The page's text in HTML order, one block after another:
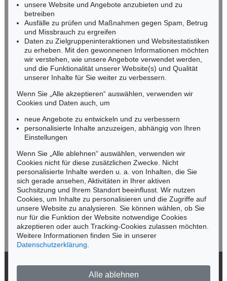
Miriam Heß
Tel.: +49 (0)62 21 58 80-038
Fax: +49 (0)62 21 58 80-595
infoheidelberg@kettererkunst.de
NORDDEUTSCHLAND
Nico Kassel, M.A.
Mobil: +49 (0)171 8618661
n.kassel@kettererkunst.de
Keine Auktion mehr verpassen!
Wir informieren Sie rechtzeitig.
Jetzt zum Newsletter anmelden >
unsere Website und Angebote anzubieten und zu
betreiben
Ausfälle zu prüfen und Maßnahmen gegen Spam, Betrug
und Missbrauch zu ergreifen
Daten zu Zielgruppeninteraktionen und Websitestatistiken
zu erheben. Mit den gewonnenen Informationen möchten
wir verstehen, wie unsere Angebote verwendet werden,
und die Funktionalität unserer Website(s) und Qualität
unserer Inhalte für Sie weiter zu verbessern.
Wenn Sie „Alle akzeptieren“ auswählen, verwenden wir
Cookies und Daten auch, um
neue Angebote zu entwickeln und zu verbessern
personalisierte Inhalte anzuzeigen, abhängig von Ihren
Einstellungen
Wenn Sie „Alle ablehnen“ auswählen, verwenden wir
Cookies nicht für diese zusätzlichen Zwecke. Nicht
personalisierte Inhalte werden u. a. von Inhalten, die Sie
sich gerade ansehen, Aktivitäten in Ihrer aktiven
Suchsitzung und Ihrem Standort beeinflusst. Wir nutzen
Cookies, um Inhalte zu personalisieren und die Zugriffe auf
unsere Website zu analysieren. Sie können wählen, ob Sie
nur für die Funktion der Website notwendige Cookies
akzeptieren oder auch Tracking-Cookies zulassen möchten.
Weitere Informationen finden Sie in unserer
Datenschutzerklärung
Alle ablehnen